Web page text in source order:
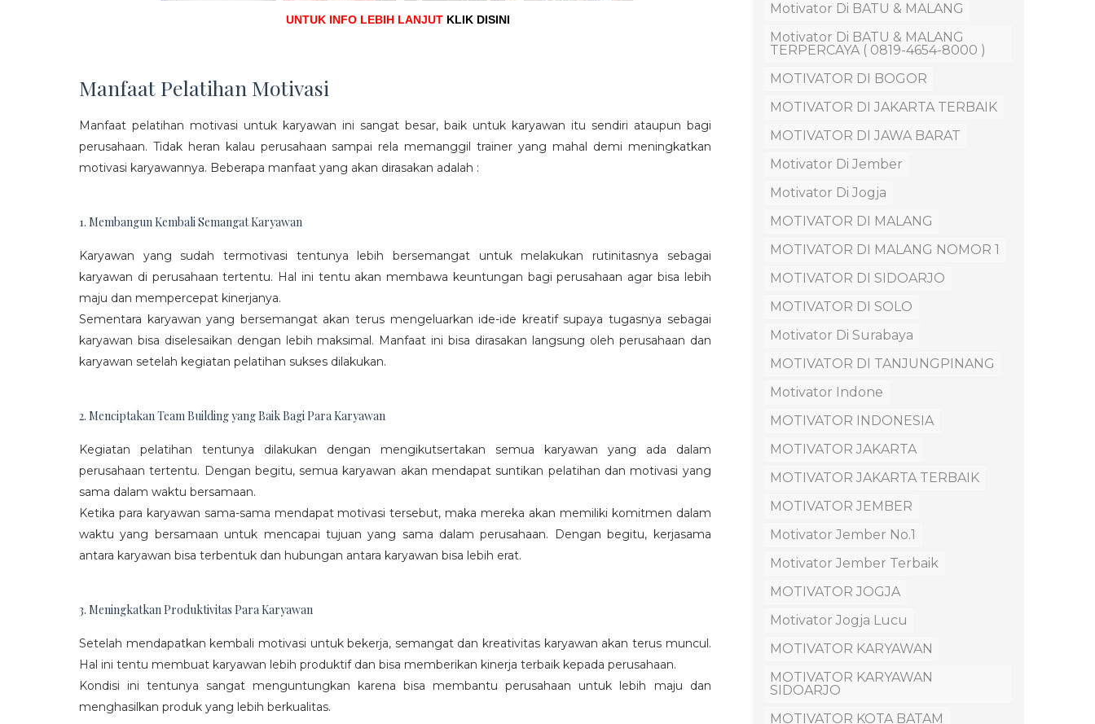
UNTUK INFO LEBIH LANJUT KLIK DISINI
Manfaat Pelatihan Motivasi
Manfaat pelatihan motivasi untuk karyawan ini sangat besar, baik untuk karyawan itu sendiri ataupun bagi
perusahaan. Tidak heran kalau perusahaan sampai rela memanggil trainer yang mahal demi meningkatkan
motivasi karyawannya. Beberapa manfaat yang akan dirasakan adalah :
1. Membangun Kembali Semangat Karyawan
Karyawan yang sudah termotivasi tentunya lebih bersemangat untuk melakukan rutinitasnya sebagai
karyawan di perusahaan tertentu. Hal ini tentu akan membawa keuntungan bagi perusahaan agar bisa lebih
maju dan mempercepat kinerjanya.
Sementara karyawan yang bersemangat akan terus mengeluarkan ide-ide kreatif supaya tugasnya sebagai
karyawan bisa diselesaikan dengan lebih maksimal. Manfaat ini bisa dirasakan langsung oleh perusahaan dan
karyawan setelah kegiatan pelatihan sukses dilakukan.
2. Menciptakan Team Building yang Baik Bagi Para Karyawan
Kegiatan pelatihan tentunya dilakukan dengan mengikutsertakan semua karyawan yang ada dalam
perusahaan tertentu. Dengan begitu, semua karyawan akan mendapat suntikan pelatihan dan motivasi yang
sama dalam waktu bersamaan.
Ketika para karyawan sama-sama mendapat motivasi tersebut, maka mereka akan memiliki komitmen dalam
waktu yang bersamaan untuk mencapai tujuan yang sama dalam perusahaan. Dengan begitu, kerjasama
antara karyawan bisa terbentuk dan hubungan antara karyawan bisa lebih erat.
3. Meningkatkan Produktivitas Para Karyawan
Setelah mendapatkan kembali motivasi untuk bekerja, semangat dan kreativitas karyawan akan terus muncul.
Hal ini tentu membuat karyawan lebih produktif dan bisa memberikan kinerja terbaik kepada perusahaan.
Kondisi ini tentunya sangat menguntungkan karena bisa membantu perusahaan untuk lebih maju dan
menghasilkan produk yang lebih berkualitas.
Motivator Di BATU & MALANG
Motivator Di BATU & MALANG
TERPERCAYA ( 0819-4654-8000 )
MOTIVATOR DI BOGOR
MOTIVATOR DI JAKARTA TERBAIK
MOTIVATOR DI JAWA BARAT
Motivator Di Jember
Motivator Di Jogja
MOTIVATOR DI MALANG
MOTIVATOR DI MALANG NOMOR 1
MOTIVATOR DI SIDOARJO
MOTIVATOR DI SOLO
Motivator Di Surabaya
MOTIVATOR DI TANJUNGPINANG
Motivator Indone
MOTIVATOR INDONESIA
MOTIVATOR JAKARTA
MOTIVATOR JAKARTA TERBAIK
MOTIVATOR JEMBER
Motivator Jember No.1
Motivator Jember Terbaik
MOTIVATOR JOGJA
Motivator Jogja Lucu
MOTIVATOR KARYAWAN
MOTIVATOR KARYAWAN
SIDOARJO
MOTIVATOR KOTA BATAM